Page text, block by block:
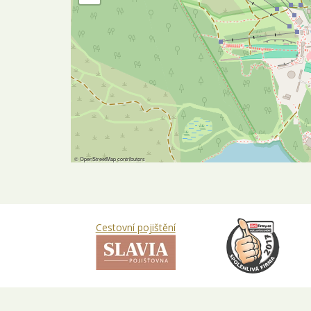
©OpenStreetMapcontributors
Cestovní pojištění